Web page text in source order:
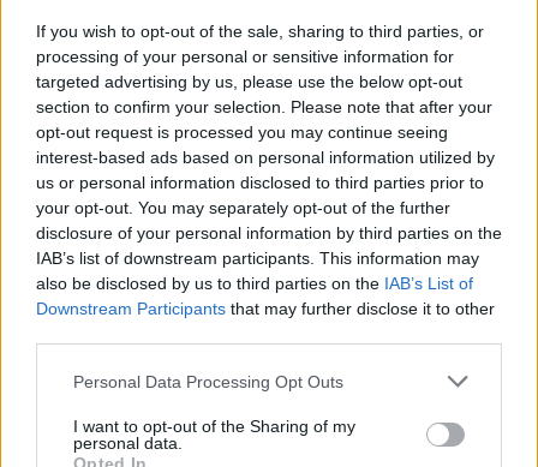
If you wish to opt-out of the sale, sharing to third parties, or
processing of your personal or sensitive information for
targeted advertising by us, please use the below opt-out
section to confirm your selection. Please note that after your
opt-out request is processed you may continue seeing
interest-based ads based on personal information utilized by
us or personal information disclosed to third parties prior to
your opt-out. You may separately opt-out of the further
disclosure of your personal information by third parties on the
IAB’s list of downstream participants. This information may
also be disclosed by us to third parties on the IAB’s List of
Downstream Participants that may further disclose it to other
Please note that this website/app uses one or more Google
not limited to your visit or usage behaviour. You may click to
grant or deny consent to Google and its third-party tags to
Personal Data Processing Opt Outs
I want to opt-out of the Sharing of my
personal data.
Paks: hétfőn és talán még kedden üzemben tartható
az utolsó turbina